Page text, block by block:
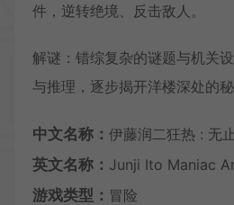
件，逆转绝境、反击敌人。
解谜：错综复杂的谜题与机关
与推理，逐步揭开洋楼深处的秘
中文名称： 伊藤润二狂热 : 无
英文名称： Junji Ito Maniac
游戏类型： 冒险